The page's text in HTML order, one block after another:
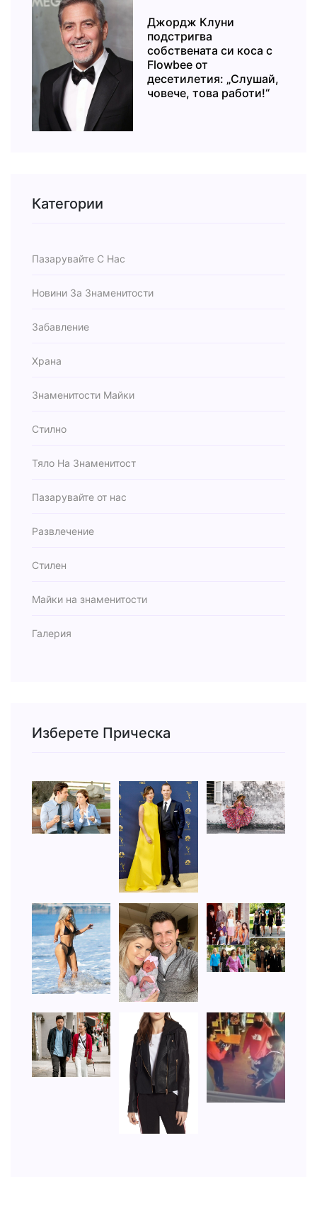
Джордж Клуни
подстригва
собствената си коса с
Flowbee от
десетилетия: „Слушай,
човече, това работи!“
Категории
Пазарувайте С Нас
Новини За Знаменитости
Забавление
Храна
Знаменитости Майки
Стилно
Тяло На Знаменитост
Пазарувайте от нас
Развлечение
Стилен
Майки на знаменитости
Галерия
Изберете Прическа